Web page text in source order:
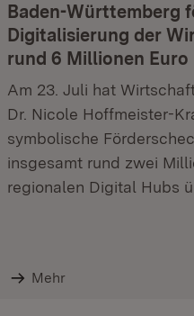
Baden-Württemberg
Digitalisierung der
rund 6 Millionen Euro
Am 23. Juli hat
Dr. Nicole Hoffmeister-
symbolische
insgesamt rund zwei
regionalen Digital Hubs
Mehr